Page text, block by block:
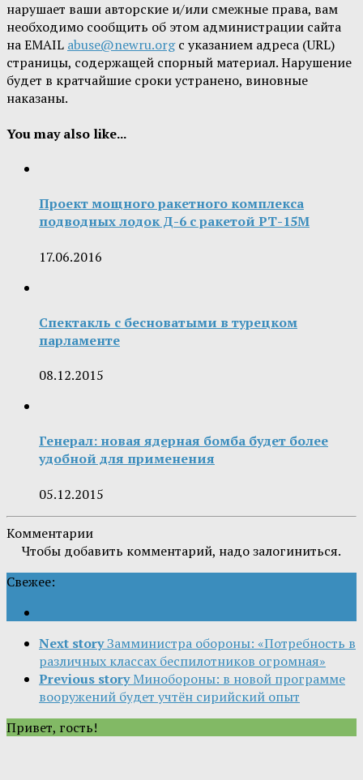
нарушает ваши авторские и/или смежные права, вам
необходимо сообщить об этом администрации сайта
на EMAIL abuse@newru.orgс указанием адреса (URL)
страницы, содержащей спорный материал. Нарушение
будет в кратчайшие сроки устранено, виновные
наказаны.
You may also like...
Проект мощного ракетного комплекса
подводных лодок Д-6 с ракетой РТ-15М
17.06.2016
Спектакль с бесноватыми в турецком
парламенте
08.12.2015
Генерал: новая ядерная бомба будет более
удобной для применения
05.12.2015
Комментарии
Чтобы добавить комментарий, надо залогиниться.
Свежее:
Next storyЗамминистра обороны: «Потребность в
различных классах беспилотников огромная»
Previous story Минобороны: в новой программе
вооружений будет учтён сирийский опыт
Привет, гость!